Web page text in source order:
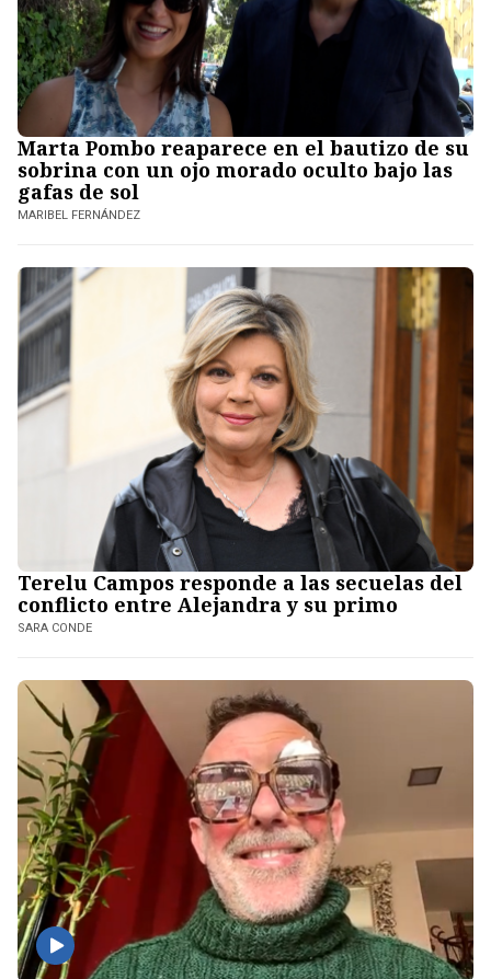
Marta Pombo reaparece en el bautizo de su
sobrina con un ojo morado oculto bajo las
gafas de sol
MARIBEL FERNÁNDEZ
Terelu Campos responde a las secuelas del
conflicto entre Alejandra y su primo
SARA CONDE